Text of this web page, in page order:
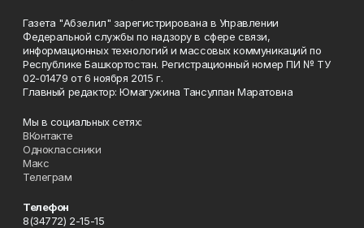
Газета "Абзелил" зарегистрирована в Управлении
Федеральной службы по надзору в сфере связи,
информационных технологий и массовых коммуникаций по
Республике Башкортостан. Регистрационный номер ПИ № ТУ
02-01479 от 6 ноября 2015 г.
Главный редактор: Юмагужина Тансулпан Маратовна
Мы в социальных сетях:
ВКонтакте
Одноклассники
Макс
Телеграм
Телефон
8(34772) 2-15-15